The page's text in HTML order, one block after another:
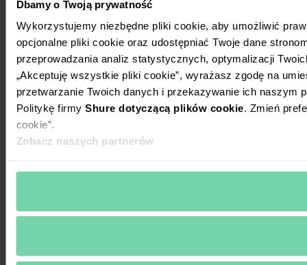
Dbamy o Twoją prywatność
Wykorzystujemy niezbędne pliki cookie, aby umożliwić
opcjonalne pliki cookie oraz udostępniać Twoje dane
przeprowadzania analiz statystycznych, optymalizacji
„Akceptuję wszystkie pliki cookie”, wyrażasz zgodę na
przetwarzanie Twoich danych i przekazywanie ich
Politykę firmy Shure dotyczącą plików cookie. Zmień
cookie”.
Zobacz naszych partnerów